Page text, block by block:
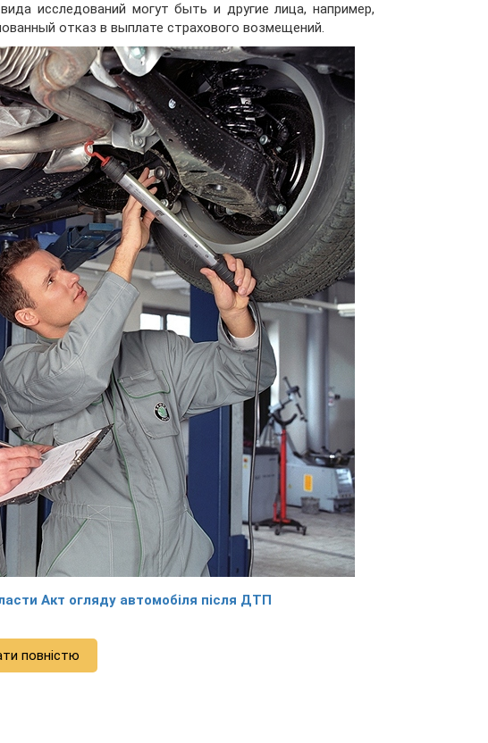
исследований могут быть и другие лица, например,
отказ в выплате страхового возмещений.
Акт огляду автомобіля після ДТП
повністю